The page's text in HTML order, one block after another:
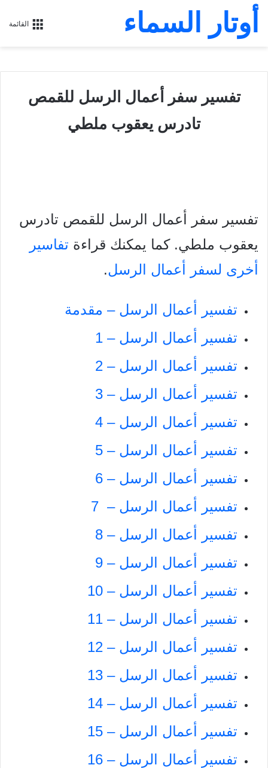
القائمة أوتار السماء
تفسير سفر أعمال الرسل للقمص
تادرس يعقوب ملطي
تفسير سفر أعمال الرسل للقمص تادرس
يعقوب ملطي. كما يمكنك قراءة تفاسير
أخرى لسفر أعمال الرسل.
تفسير أعمال الرسل – مقدمة
تفسير أعمال الرسل – 1
تفسير أعمال الرسل – 2
تفسير أعمال الرسل – 3
تفسير أعمال الرسل – 4
تفسير أعمال الرسل – 5
تفسير أعمال الرسل – 6
تفسير أعمال الرسل – 7
تفسير أعمال الرسل – 8
تفسير أعمال الرسل – 9
تفسير أعمال الرسل – 10
تفسير أعمال الرسل – 11
تفسير أعمال الرسل – 12
تفسير أعمال الرسل – 13
تفسير أعمال الرسل – 14
تفسير أعمال الرسل – 15
تفسير أعمال الرسل – 16